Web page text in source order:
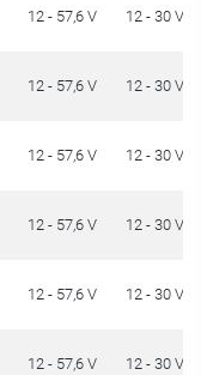
12 - 57,6 V 12 - 30 V
12 - 57,6 V 12 - 30 V
12 - 57,6 V 12 - 30 V
12 - 57,6 V 12 - 30 V
12 - 57,6 V 12 - 30 V
12 - 57,6 V 12 - 30 V